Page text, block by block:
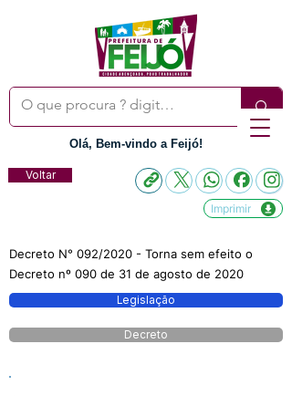
Olá, Bem-vindo a Feijó!
Voltar
Imprimir
Decreto N° 092/2020 - Torna sem efeito o
Decreto nº 090 de 31 de agosto de 2020
Legislação
Decreto